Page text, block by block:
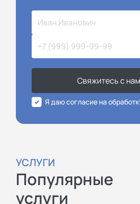
Свяжитесь с
Я даю согласие на
УСЛУГИ
Популярные
услуги